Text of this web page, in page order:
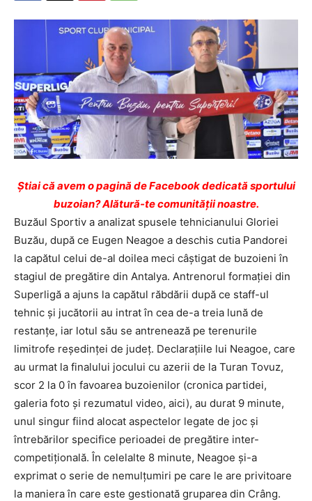
Ştiai că avem o pagină de Facebook dedicată sportului
buzoian? Alătură-te comunității noastre.
Buzăul Sportiv a analizat spusele tehnicianului Gloriei
Buzău, după ce Eugen Neagoe a deschis cutia Pandorei
la capătul celui de-al doilea meci câștigat de buzoieni în
stagiul de pregătire din Antalya. Antrenorul formației din
Superligă a ajuns la capătul răbdării după ce staff-ul
tehnic și jucătorii au intrat în cea de-a treia lună de
restanțe, iar lotul său se antrenează pe terenurile
limitrofe reședinței de județ. Declarațiile lui Neagoe, care
au urmat la finalului jocului cu azerii de la Turan Tovuz,
scor 2 la 0 în favoarea buzoienilor (cronica partidei,
galeria foto și rezumatul video, aici), au durat 9 minute,
unul singur fiind alocat aspectelor legate de joc și
întrebărilor specifice perioadei de pregătire inter-
competițională. În celelalte 8 minute, Neagoe și-a
exprimat o serie de nemulțumiri pe care le are privitoare
la maniera în care este gestionată gruparea din Crâng.